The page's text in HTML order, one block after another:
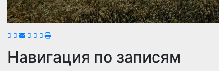
Навигация по записям